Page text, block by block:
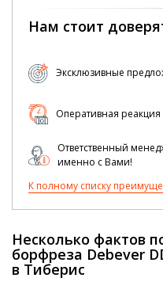
Нам стоит
Эксклюзивные
Оперативная
Ответственный
именно с Вами!
К полному списку
Несколько фактов
борфреза Debever
в Тиберис